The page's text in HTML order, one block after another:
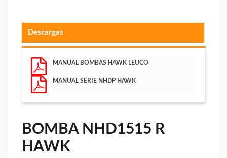
Descargas
MANUAL BOMBAS HAWK LEUCO
MANUAL SERIE NHDP HAWK
BOMBA NHD1515 R
HAWK